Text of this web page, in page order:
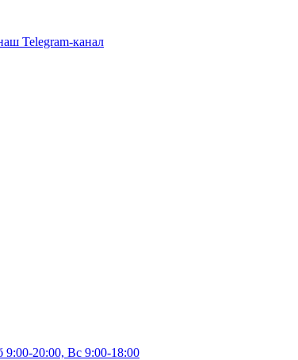
Telegram-канал
20:00, Вс 9:00-18:00